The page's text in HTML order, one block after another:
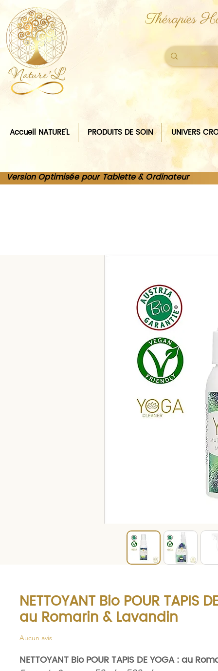
Thérapies
Accueil NATURE'L PRODUITS DE SOIN UNIVERS
Version Optimisée pour Tablette & Ordinateur
NETTOYANT Bio POUR TAPIS
au Romarin & Lavandin
Aucun avis
NETTOYANT Bio POUR TAPIS DE YOGA : au